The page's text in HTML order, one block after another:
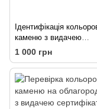
Ідентифікація
каменю з видачею
сертифікату від 1000
1 000 грн